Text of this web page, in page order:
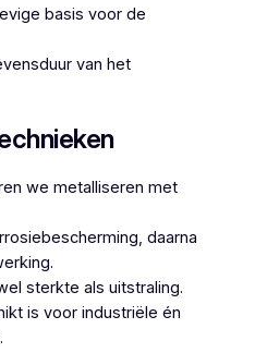
basis voor de
van het
we metalliseren met
daarna
sterkte als uitstraling.
is voor industriële én